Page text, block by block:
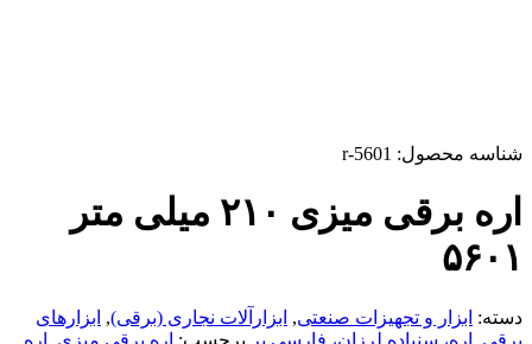
شناسه محصول: r-5601
اره برقی میزی ۲۱۰ میلی متر
۵۶۰۱
دسته: ابزار و تجهیزات صنعتی, ابزارآلات نجاری (برقی), ابزارهای
برقی, اره، سنباده لرزان، فارسی بر برچسب: اره برقی میزی, اره